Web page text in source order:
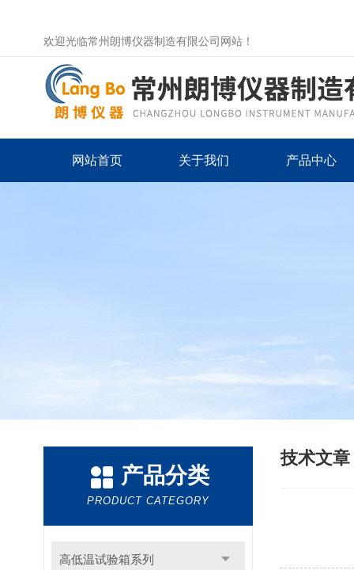
欢迎光临常州朗博仪器制造有限公司网站！
网站首页 关于我们 产品中心
产品分类
PRODUCT CATEGORY
高低温试验箱系列
技术文章